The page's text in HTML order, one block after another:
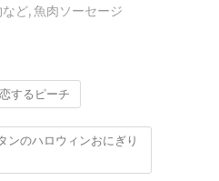
ど,魚肉ソーセージ
するピーチ
ンのハロウィンおにぎり